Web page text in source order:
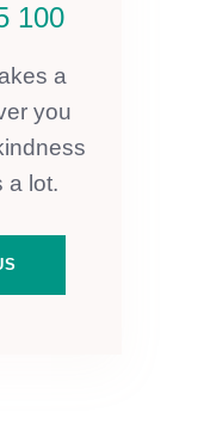
100
a
you
a lot.